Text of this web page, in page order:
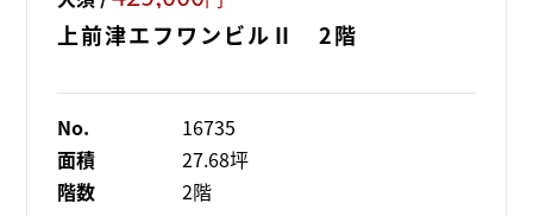
上前津エフワンビルⅡ 2階
No.
16735
面積
27.68坪
階数
2階